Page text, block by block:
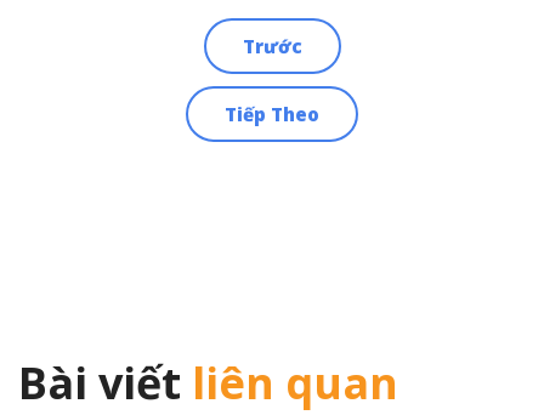
Trước
Tiếp Theo
Bài viết liên quan